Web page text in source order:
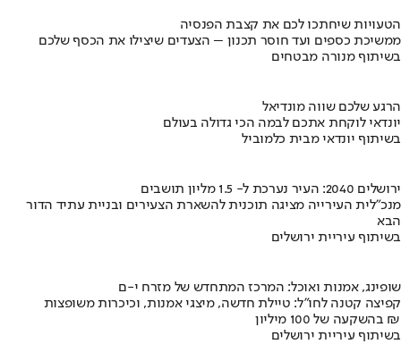
הטעויות שיחתכו לכם את קצבת הפנסיה
ממשיכת כספים ועד חוסר תכנון – הצעדים שיצילו את הכסף שלכם
בשיתוף מנורה מבטחים
הרגע שלכם שווה מונדיאל
יונדאי לוקחת אתכם לבמה הכי גדולה בעולם
בשיתוף יונדאי מבית כלמוביל
ירושלים 2040: העיר נערכת ל- 1.5 מליון תושבים
מנכ"לית העירייה מציגה תוכנית להשארת הצעירים ובניית עתיד הדור
הבא
בשיתוף עיריית ירושלים
שופינג, אמנות ואוכל: המרכז המתחדש של מזרח י-ם
קפיצה קטנה לחו"ל: טיילת חדשה, מיצגי אמנות, וכיכרות משופצות
בהשקעה של 100 מיליון ₪
בשיתוף עיריית ירושלים